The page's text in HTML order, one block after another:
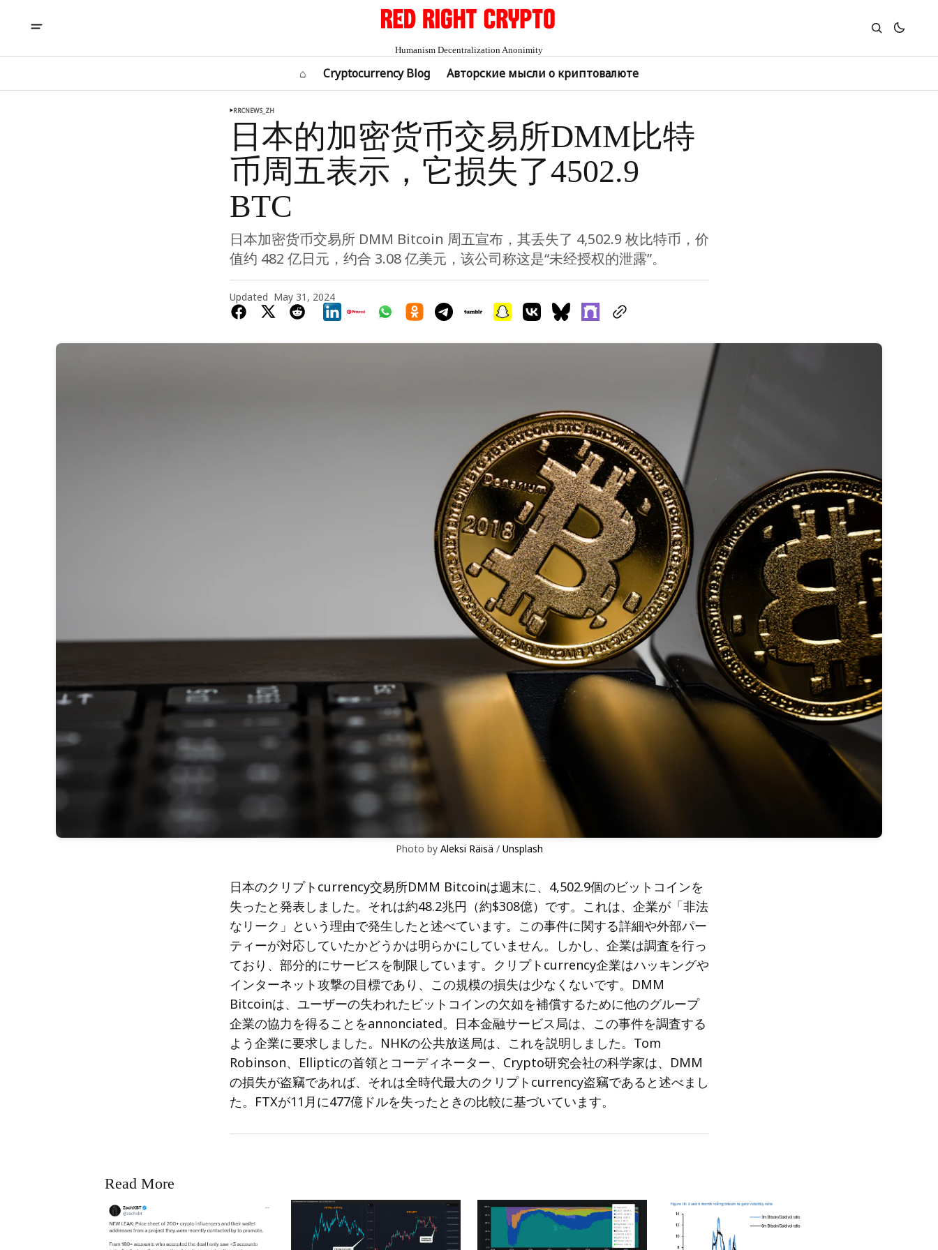
Humanism Decentralization Anonimity
⌂ Cryptocurrency Blog Авторские мысли о криптовалюте
RRCNEWS_ZH
日本的加密货币交易所DMM比特
币周五表示，它损失了4502.9
BTC
日本加密货币交易所 DMM Bitcoin 周五宣布，其丢失了 4,502.9 枚比特币，价
值约 482 亿日元，约合 3.08 亿美元，该公司称这是“未经授权的泄露”。
Updated May 31, 2024
Photo by Aleksi Räisä / Unsplash
日本のクリプトcurrency交易所DMM Bitcoinは週末に、4,502.9個のビットコインを
失ったと発表しました。それは約48.2兆円（約$308億）です。これは、企業が「非法
なリーク」という理由で発生したと述べています。この事件に関する詳細や外部パー
ティーが対応していたかどうかは明らかにしていません。しかし、企業は調査を行っ
ており、部分的にサービスを制限しています。クリプトcurrency企業はハッキングや
インターネット攻撃の目標であり、この規模の損失は少なくないです。DMM
Bitcoinは、ユーザーの失われたビットコインの欠如を補償するために他のグループ
企業の協力を得ることをannonciated。日本金融サービス局は、この事件を調査する
よう企業に要求しました。NHKの公共放送局は、これを説明しました。Tom
Robinson、Ellipticの首領とコーディネーター、Crypto研究会社の科学家は、DMM
の損失が盗竊であれば、それは全時代最大のクリプトcurrency盗竊であると述べまし
た。FTXが11月に477億ドルを失ったときの比較に基づいています。
Read More